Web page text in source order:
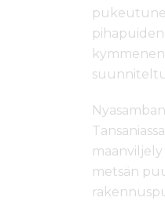
metsän